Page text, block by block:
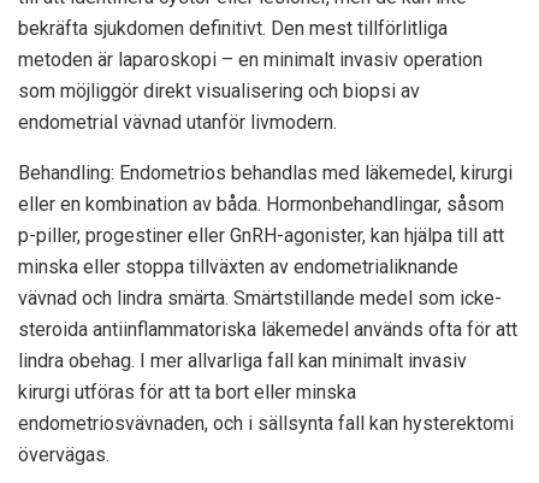
bekräfta sjukdomen definitivt. Den mest tillförlitliga
metoden är laparoskopi – en minimalt invasiv operation
som möjliggör direkt visualisering och biopsi av
endometrial vävnad utanför livmodern.
Behandling: Endometrios behandlas med läkemedel, kirurgi
eller en kombination av båda. Hormonbehandlingar, såsom
p-piller, progestiner eller GnRH-agonister, kan hjälpa till att
minska eller stoppa tillväxten av endometrialiknande
vävnad och lindra smärta. Smärtstillande medel som icke-
steroida antiinflammatoriska läkemedel används ofta för att
lindra obehag. I mer allvarliga fall kan minimalt invasiv
kirurgi utföras för att ta bort eller minska
endometriosvävnaden, och i sällsynta fall kan hysterektomi
övervägas.